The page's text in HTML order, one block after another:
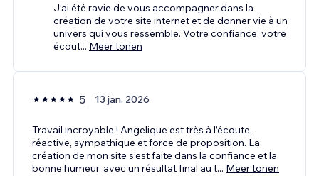
J’ai été ravie de vous accompagner dans la
création de votre site internet et de donner vie à un
univers qui vous ressemble. Votre confiance, votre
écout... Meer tonen
5 13 jan. 2026
Travail incroyable ! Angelique est très à l’écoute,
réactive, sympathique et force de proposition. La
création de mon site s’est faite dans la confiance et la
bonne humeur, avec un résultat final au t... Meer tonen